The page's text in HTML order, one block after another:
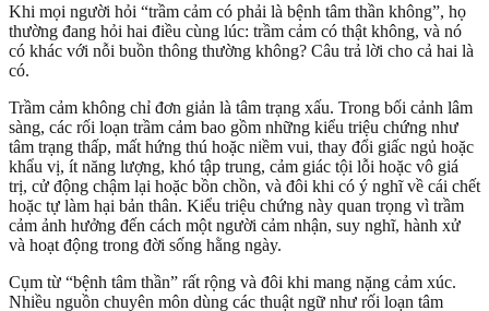
Khi mọi người hỏi “trầm cảm có phải là bệnh tâm thần không”, họ
thường đang hỏi hai điều cùng lúc: trầm cảm có thật không, và nó
có khác với nỗi buồn thông thường không? Câu trả lời cho cả hai là
có.
Trầm cảm không chỉ đơn giản là tâm trạng xấu. Trong bối cảnh lâm
sàng, các rối loạn trầm cảm bao gồm những kiểu triệu chứng như
tâm trạng thấp, mất hứng thú hoặc niềm vui, thay đổi giấc ngủ hoặc
khẩu vị, ít năng lượng, khó tập trung, cảm giác tội lỗi hoặc vô giá
trị, cử động chậm lại hoặc bồn chồn, và đôi khi có ý nghĩ về cái chết
hoặc tự làm hại bản thân. Kiểu triệu chứng này quan trọng vì trầm
cảm ảnh hưởng đến cách một người cảm nhận, suy nghĩ, hành xử
và hoạt động trong đời sống hằng ngày.
Cụm từ “bệnh tâm thần” rất rộng và đôi khi mang nặng cảm xúc.
Nhiều nguồn chuyên môn dùng các thuật ngữ như rối loạn tâm